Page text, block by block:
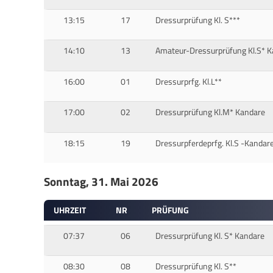
13:15 17 Dressurprüfung Kl. S***
14:10 13 Amateur-Dressurprüfung Kl.S*
16:00 01 Dressurprfg. Kl.L**
17:00 02 Dressurprüfung Kl.M* Kandare
18:15 19 Dressurpferdeprfg. Kl.S -
Sonntag, 31. Mai 2026
UHRZEIT NR PRÜFUNG
07:37
06 Dressurprüfung Kl. S* Kandare
08:30 08 Dressurprüfung Kl. S**